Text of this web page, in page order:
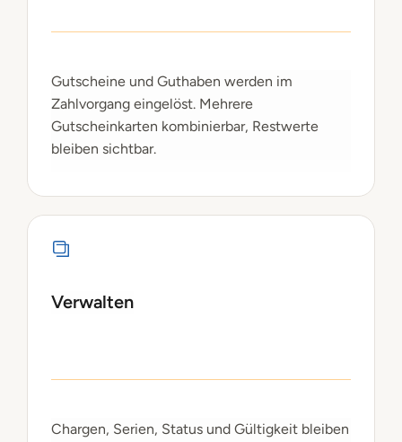
Gutscheine und Guthaben werden im
Zahlvorgang eingelöst. Mehrere
Gutscheinkarten kombinierbar, Restwerte
bleiben sichtbar.
Verwalten
Chargen, Serien, Status und Gültigkeit bleiben